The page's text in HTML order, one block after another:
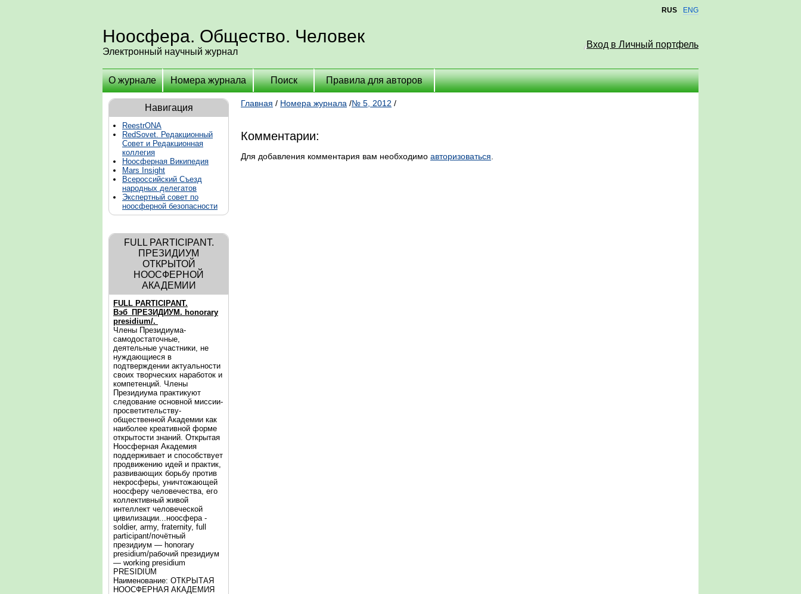
RUS ENG
Ноосфера. Общество. Человек
Электронный научный журнал
Вход в Личный портфель
О журнале Номера журнала Поиск Правила для авторов
Навигация
ReestrONA
RedSovet. Редакционный
Совет и Редакционная
коллегия
Ноосферная Википедия
Mars Insight
Всероссийский Съезд
народных делегатов
Экспертный совет по
ноосферной безопасности
FULL PARTICIPANT.
ПРЕЗИДИУМ
ОТКРЫТОЙ
НООСФЕРНОЙ
АКАДЕМИИ
FULL PARTICIPANT.
Вэб_ПРЕЗИДИУМ. honorary
presidium/.
Члены Президиума-
самодостаточные,
деятельные участники, не
нуждающиеся в
подтверждении актуальности
своих творческих наработок и
компетенций. Члены
Президиума практикуют
следование основной миссии-
просветительству-
общественной Академии как
наиболее креативной форме
открытости знаний. Открытая
Ноосферная Академия
поддерживает и способствует
продвижению идей и практик,
развивающих борьбу против
некросферы, уничтожающей
ноосферу человечества, его
коллективный живой
интеллект человеческой
цивилизации...ноосфера -
soldier, army, fraternity, full
participant/почётный
президиум — honorary
presidium/рабочий президиум
— working presidium
PRESIDIUM
Наименование: ОТКРЫТАЯ
НООСФЕРНАЯ АКАДЕМИЯ
Главная / Номера журнала /№ 5, 2012 /
Комментарии:
Для добавления комментария вам необходимо авторизоваться